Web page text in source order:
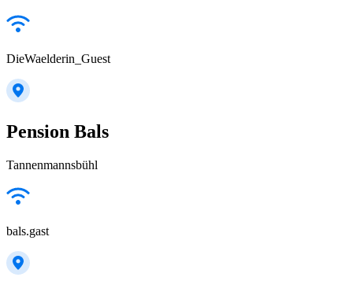
DieWaelderin_Guest
Pension Bals
Tannenmannsbühl
bals.gast